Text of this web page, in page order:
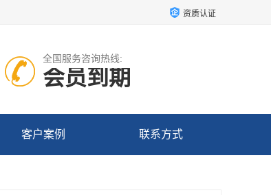
资质认证
全国服务咨询热线:
会员到期
客户案例 联系方式